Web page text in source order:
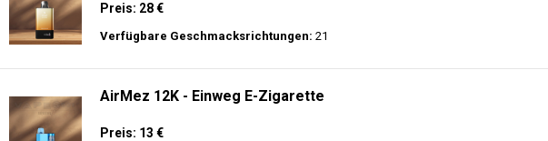
Preis: 28 €
Verfügbare Geschmacksrichtungen: 21
AirMez 12K - Einweg E-Zigarette
Preis: 13 €